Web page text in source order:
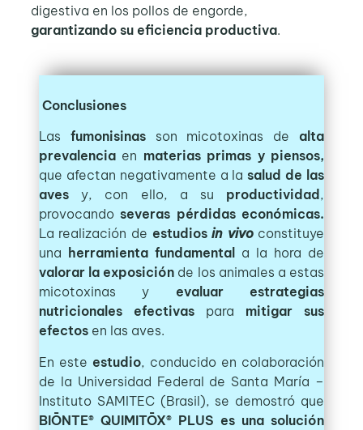
digestiva en los pollos de engorde,
garantizando su eficiencia productiva.
Conclusiones
Las fumonisinasson micotoxinas de alta
prevalenciaen materias primas y piensos,
que afectan negativamente a lasalud de las
avesy, con ello, a su productividad ,
provocandoseveras pérdidas económicas.
La realización de estudiosin vivo constituye
una herramienta fundamental a la hora de
valorar la exposición de los animales a estas
micotoxinas y evaluar estrategias
nutricionales efectivas para mitigar sus
efectosen las aves.
En este estudio, conducido en colaboración
de la Universidad Federal de Santa María –
Instituto SAMITEC (Brasil), se demostró que
BIŌNTE® QUIMITŌX® PLUS es una solución